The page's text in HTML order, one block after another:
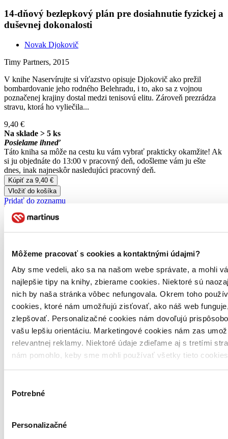
Môžeme pracovať s cookies a kontaktnými údajmi?
Aby sme vedeli, ako sa na našom webe správate, a mohli
najlepšie tipy na knihy, zbierame cookies. Niektoré sú
nich by naša stránka vôbec nefungovala. Okrem toho
cookies, ktoré nám umožňujú zisťovať, ako náš web
zlepšovať. Personalizačné cookies nám dovoľujú
vašu lepšiu orientáciu. Marketingové cookies nám zas
relevantnej reklamy. Niektoré údaje zdieľame aj s tretími
nám pomohlo, keby sme mohli používať všetky tieto
súhlasu
Potrebné
Personalizačné
14-dňový bezlepkový plán pre dosiahnutie fyzickej a
duševnej dokonalosti
Novak Djokovič
Timy Partners, 2015
V knihe Naservírujte si víťazstvo opisuje Djokovič ako prežil
bombardovanie jeho rodného Belehradu, i to, ako sa z vojnou
poznačenej krajiny dostal medzi tenisovú elitu. Zároveň prezrádza
stravu, ktorá ho vyliečila...
9,40 €
Na sklade > 5 ks
Posielame ihneď
Táto kniha sa môže na cestu ku vám vybrať prakticky okamžite! Ak
si ju objednáte do 13:00 v pracovný deň, odošleme vám ju ešte
dnes, inak najneskôr nasledujúci pracovný deň.
Kúpiť za 9,40 €
Vložiť do košíka
Pridať do zoznamu